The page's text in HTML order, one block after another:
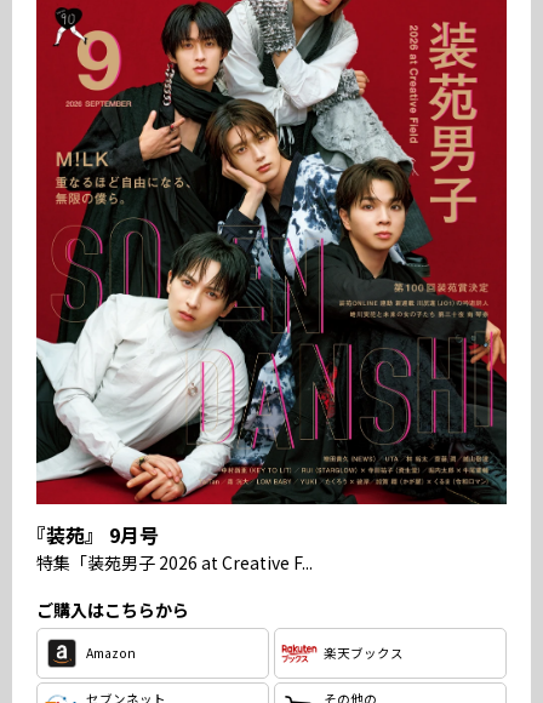
『装苑』 9月号
特集 「装苑男子 2026 at Creative F...
ご購入はこちらから
Amazon 楽天ブックス
セブンネット
その他の